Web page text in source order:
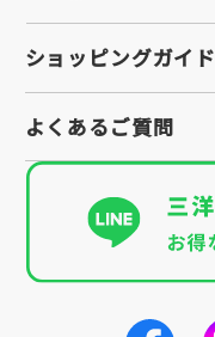
ショッピングガイド
よくあるご質問